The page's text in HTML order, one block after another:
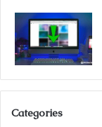
Categories